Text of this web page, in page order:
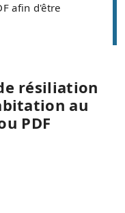
afin d'être
résiliation
au
PDF